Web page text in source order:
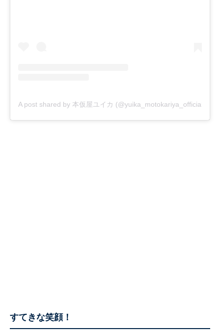
A post shared by 本仮屋ユイカ (@yuika_motokariya_official)
すてきな笑顔！